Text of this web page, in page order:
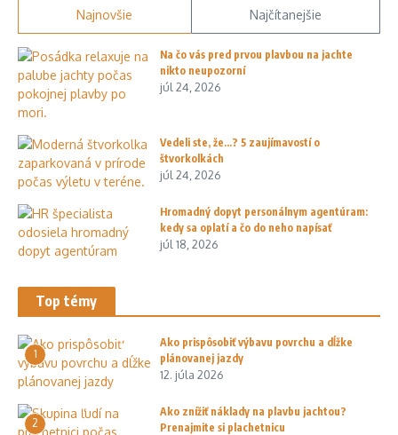
Najnovšie Najčítanejšie
Na čo vás pred prvou plavbou na jachte
nikto neupozorní
júl 24, 2026
Vedeli ste, že…? 5 zaujímavostí o
štvorkolkách
júl 24, 2026
Hromadný dopyt personálnym agentúram:
kedy sa oplatí a čo do neho napísať
júl 18, 2026
Top témy
1
Ako prispôsobiť výbavu povrchu a dĺžke
plánovanej jazdy
12. júla 2026
2
Ako znížiť náklady na plavbu jachtou?
Prenajmite si plachetnicu